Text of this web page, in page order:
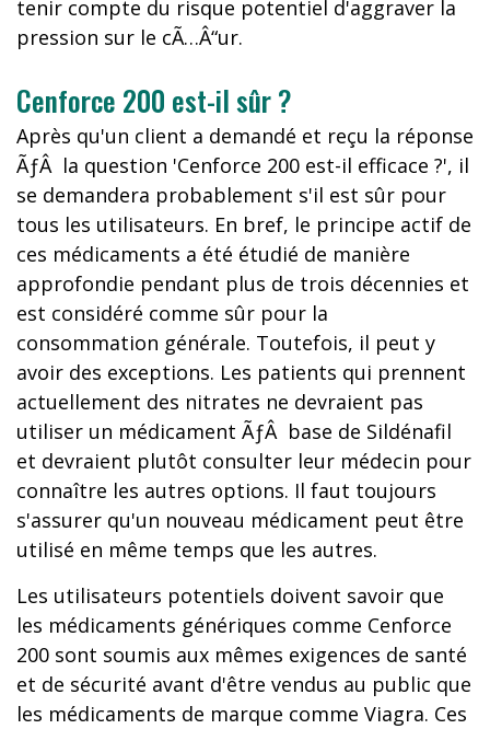
tenir compte du risque potentiel d'aggraver la
pression sur le cÃ…Â“ur.
Cenforce 200 est-il sûr ?
Après qu'un client a demandé et reçu la réponse
ÃƒÂ la question 'Cenforce 200 est-il efficace ?', il
se demandera probablement s'il est sûr pour
tous les utilisateurs. En bref, le principe actif de
ces médicaments a été étudié de manière
approfondie pendant plus de trois décennies et
est considéré comme sûr pour la
consommation générale. Toutefois, il peut y
avoir des exceptions. Les patients qui prennent
actuellement des nitrates ne devraient pas
utiliser un médicament ÃƒÂ base de Sildénafil
et devraient plutôt consulter leur médecin pour
connaître les autres options. Il faut toujours
s'assurer qu'un nouveau médicament peut être
utilisé en même temps que les autres.
Les utilisateurs potentiels doivent savoir que
les médicaments génériques comme Cenforce
200 sont soumis aux mêmes exigences de santé
et de sécurité avant d'être vendus au public que
les médicaments de marque comme Viagra. Ces